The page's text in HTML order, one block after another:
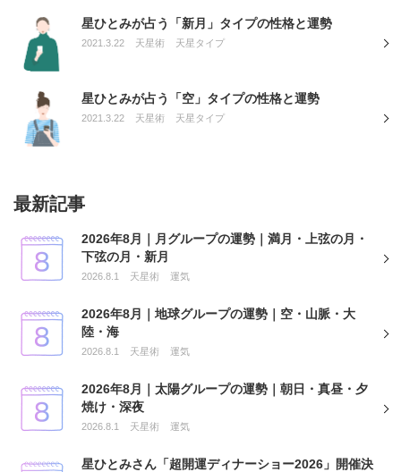
星ひとみが占う「新月」タイプの性格と運勢
2021.3.22 天星術 天星タイプ
星ひとみが占う「空」タイプの性格と運勢
2021.3.22 天星術 天星タイプ
最新記事
2026年8月｜月グループの運勢｜満月・上弦の月・
下弦の月・新月
2026.8.1 天星術 運気
2026年8月｜地球グループの運勢｜空・山脈・大
陸・海
2026.8.1 天星術 運気
2026年8月｜太陽グループの運勢｜朝日・真昼・夕
焼け・深夜
2026.8.1 天星術 運気
星ひとみさん「超開運ディナーショー2026」開催決